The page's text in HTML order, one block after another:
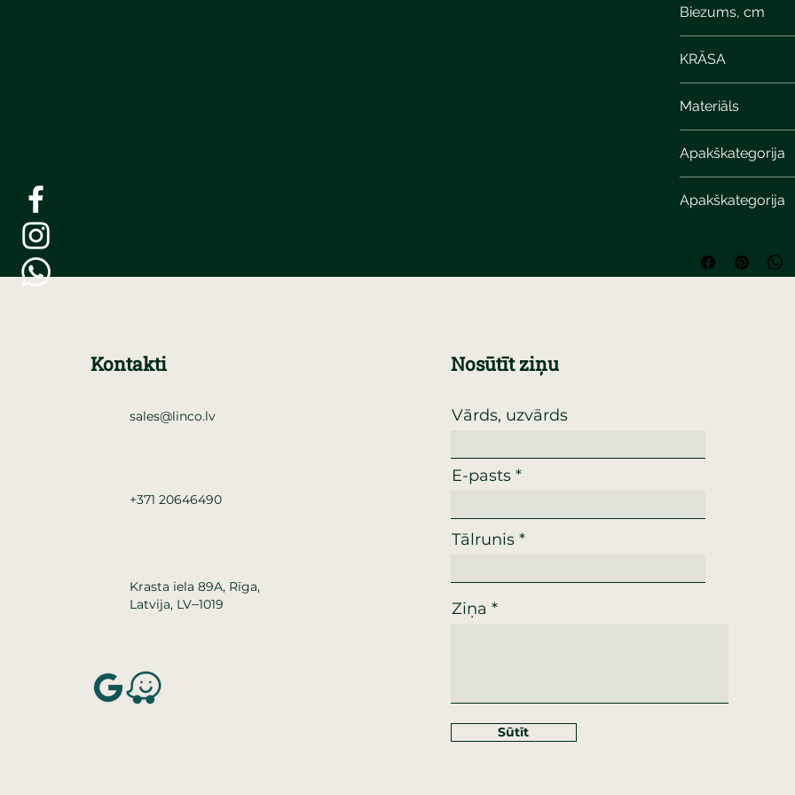
Biezums, cm
KRĀSA
Materiāls
Apakškategorija
Apakškategorija
Kontakti
sales@linco.lv
+371 20646490
Krasta iela 89A, Rīga,
Latvija, LV–1019
Nosūtīt ziņu
Vārds, uzvārds
E-pasts
Tālrunis
Ziņa
Sūtīt